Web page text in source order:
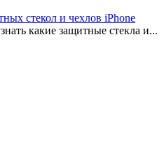
стекол и чехлов iPhone
какие защитные стекла и...